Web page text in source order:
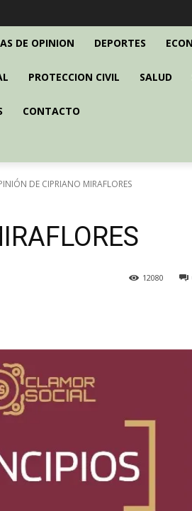
DE OPINION DEPORTES
PROTECCION CIVIL SALUD
CONTACTO
DE CIPRIANO MIRAFLORES
12080